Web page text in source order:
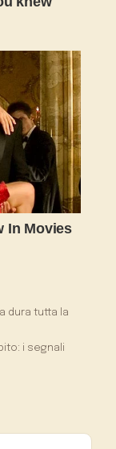
dura tutta la
i segnali